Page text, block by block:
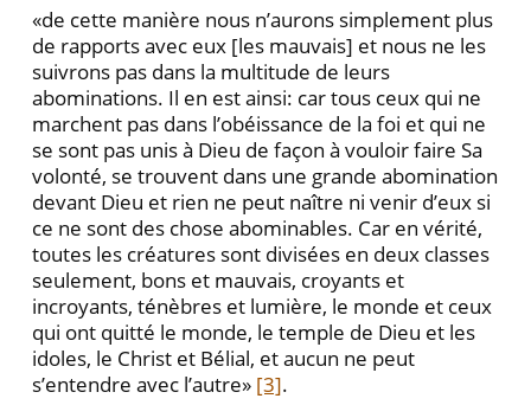
«de cette manière nous n’aurons simplement plus
de rapports avec eux [les mauvais] et nous ne les
suivrons pas dans la multitude de leurs
abominations. Il en est ainsi: car tous ceux qui ne
marchent pas dans l’obéissance de la foi et qui ne
se sont pas unis à Dieu de façon à vouloir faire Sa
volonté, se trouvent dans une grande abomination
devant Dieu et rien ne peut naître ni venir d’eux si
ce ne sont des chose abominables. Car en vérité,
toutes les créatures sont divisées en deux classes
seulement, bons et mauvais, croyants et
incroyants, ténèbres et lumière, le monde et ceux
qui ont quitté le monde, le temple de Dieu et les
idoles, le Christ et Bélial, et aucun ne peut
s’entendre avec l’autre» [3].